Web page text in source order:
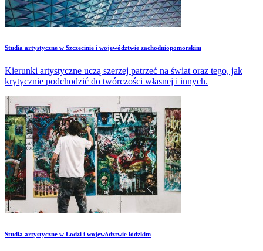
​Studia artystyczne w Szczecinie i województwie zachodniopomorskim
Kierunki artystyczne uczą szerzej patrzeć na świat oraz tego, jak
krytycznie podchodzić do twórczości własnej i innych.
​Studia artystyczne w Łodzi i województwie łódzkim